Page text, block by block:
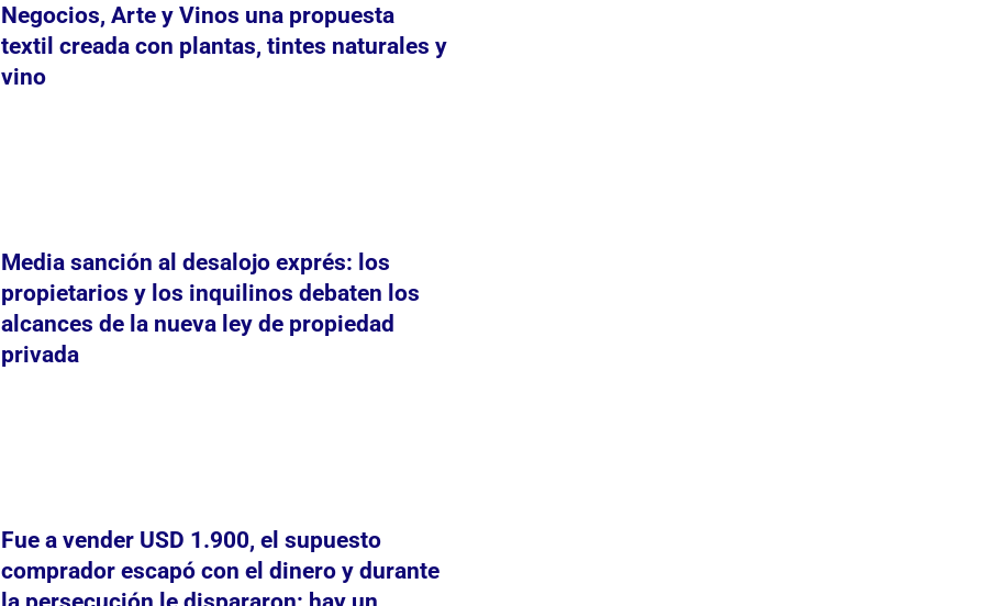
Negocios, Arte y Vinos una propuesta
textil creada con plantas, tintes naturales y
vino
Media sanción al desalojo exprés: los
propietarios y los inquilinos debaten los
alcances de la nueva ley de propiedad
privada
Fue a vender USD 1.900, el supuesto
comprador escapó con el dinero y durante